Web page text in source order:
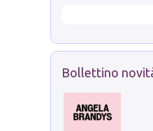
Bollettino